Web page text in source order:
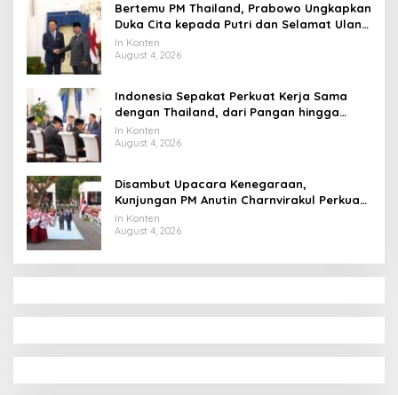
Bertemu PM Thailand, Prabowo Ungkapkan
Duka Cita kepada Putri dan Selamat Ulang
Tahun ke Raja Thailand
In Konten
August 4, 2026
Indonesia Sepakat Perkuat Kerja Sama
dengan Thailand, dari Pangan hingga
Ekonomi Digital
In Konten
August 4, 2026
Disambut Upacara Kenegaraan,
Kunjungan PM Anutin Charnvirakul Perkuat
Hubungan Indonesia-Thailand
In Konten
August 4, 2026